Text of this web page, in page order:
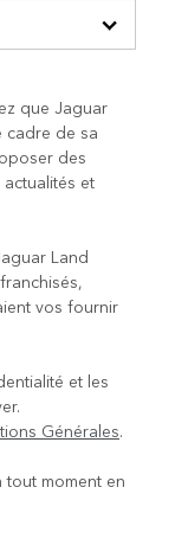
que Jaguar
cadre de sa
des
et
Land
vos fournir
et les
Générales.
moment en